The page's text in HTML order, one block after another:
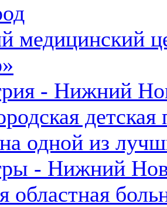
медицинский
- Нижний
одной из
- Нижний
областная